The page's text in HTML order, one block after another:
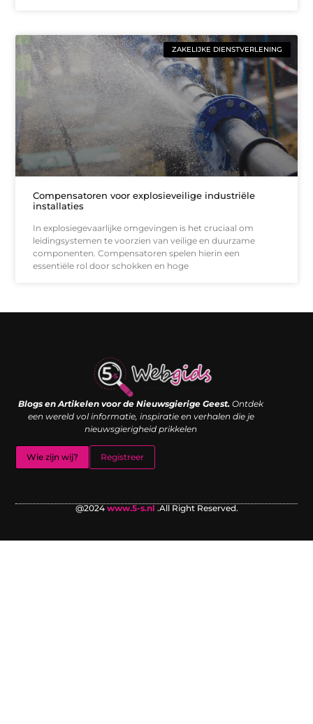
ZAKELIJKE DIENSTVERLENING
Compensatoren voor explosieveilige industriële
installaties
In explosiegevaarlijke omgevingen is het cruciaal om
leidingsystemen te voorzien van veilige en duurzame
componenten. Compensatoren spelen hierin een
essentiële rol door schokken en hoge
Blogs en Artikelen voor de Nieuwsgierige Geest. Ontdek
een wereld vol informatie, inspiratie en verhalen die je
nieuwsgierigheid prikkelen
Wie zijn wij? Registreer
@2024www.5-s.nl .All Right Reserved.